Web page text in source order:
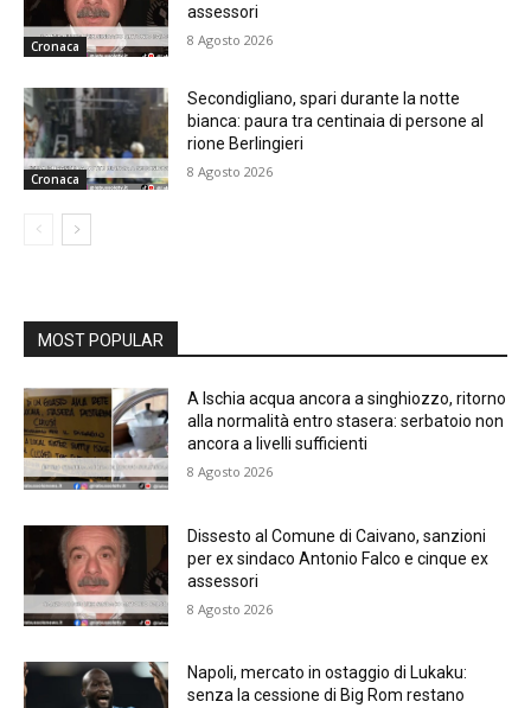
Cronaca
assessori
8 Agosto 2026
Cronaca
Secondigliano, spari durante la notte
bianca: paura tra centinaia di persone al
rione Berlingieri
8 Agosto 2026
MOST POPULAR
A Ischia acqua ancora a singhiozzo, ritorno
alla normalità entro stasera: serbatoio non
ancora a livelli sufficienti
8 Agosto 2026
Dissesto al Comune di Caivano, sanzioni
per ex sindaco Antonio Falco e cinque ex
assessori
8 Agosto 2026
Napoli, mercato in ostaggio di Lukaku:
senza la cessione di Big Rom restano